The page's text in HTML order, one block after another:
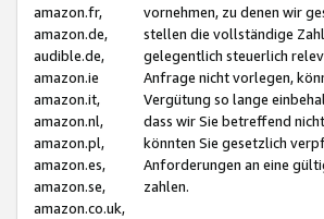
amazon.fr,
amazon.de,
audible.de,
amazon.ie
amazon.it,
amazon.nl,
amazon.pl,
amazon.es,
amazon.se,
amazon.co.uk,
vornehmen, zu denen wir
stellen die vollständige
gelegentlich steuerlich
Anfrage nicht vorlegen,
Vergütung so lange
dass wir Sie betreffend
könnten Sie gesetzlich
Anforderungen an eine
zahlen.